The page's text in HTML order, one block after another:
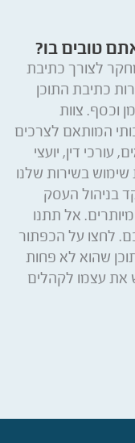
טובים בו?
לצורך כתיבת
כתיבת התוכן
וכסף. צוות
המותאם לצרכים
דין, יועצי
בשירות שלנו
בניהול העסק
אל תתנו
לחצו על הכפתור
שהוא לא פחות
את עצמו לקהלים